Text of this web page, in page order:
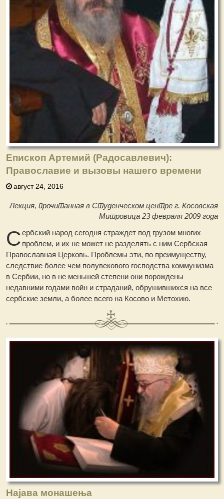
Епископ Артемий (Радосавлевич):
Православие и вызовы нашего времени
август 24, 2016
Лекция, прочитанная в Студенческом центре г. Косовская
Митровица 23 февраля 2009 года
Сербский народ сегодня страждет под грузом многих
проблем, и их не может не разделять с ним Сербская
Православная Церковь. Проблемы эти, по преимуществу,
следствие более чем полувекового господства коммунизма
в Сербии, но в не меньшей степени они порождены
недавними годами войн и страданий, обрушившихся на все
сербские земли, а более всего на Косово и Метохию.
Најава монашења